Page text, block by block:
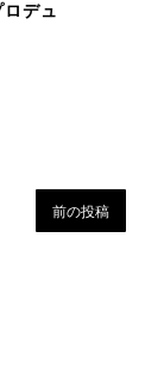
デュ
前の投稿